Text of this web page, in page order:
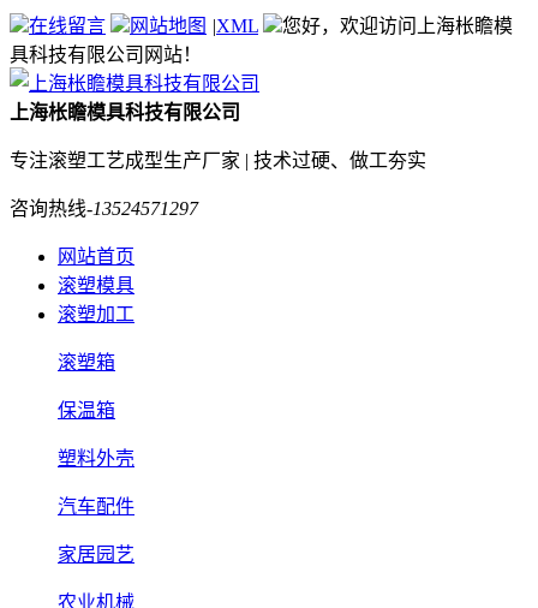
在线留言 网站地图 |XML
您好，欢迎访问上海枨瞻模
具科技有限公司网站！
上海枨瞻模具科技有限公司
专注滚塑工艺成型生产厂家 | 技术过硬、做工夯实
咨询热线-13524571297
网站首页
滚塑模具
滚塑加工
滚塑箱
保温箱
塑料外壳
汽车配件
家居园艺
农业机械